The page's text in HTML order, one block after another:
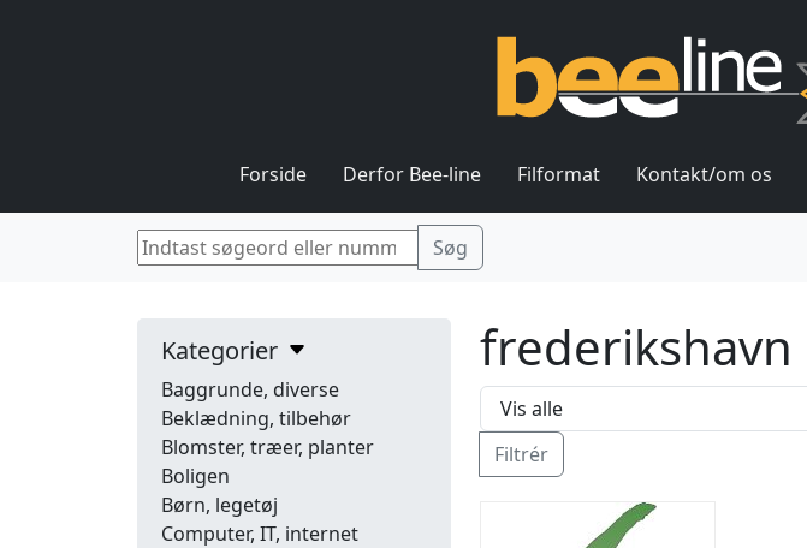
Forside Derfor Bee-line Filformat Kontakt/om os
Kategorier
Baggrunde, diverse
Beklædning, tilbehør
Blomster, træer, planter
Boligen
Børn, legetøj
Computer, IT, internet
frederikshavn
Filtrér